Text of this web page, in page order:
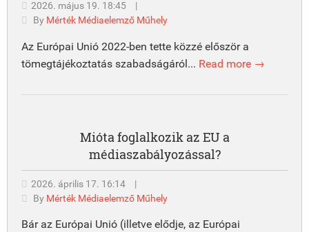
2026. május 19. 18:45
|
By Mérték Médiaelemző Műhely
Az Európai Unió 2022-ben tette közzé először a
tömegtájékoztatás szabadságáról... Read more →
Mióta foglalkozik az EU a
médiaszabályozással?
2026. április 17. 16:14
|
By Mérték Médiaelemző Műhely
Bár az Európai Unió (illetve elődje, az Európai